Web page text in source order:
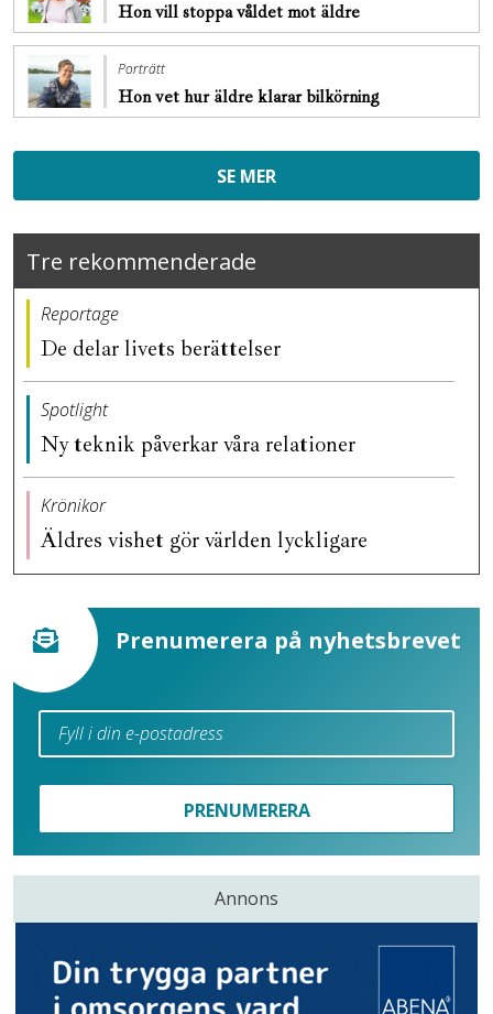
Hon vill stoppa ­våldet mot äldre
Porträtt
Hon vet hur äldre klarar bilkörning
SE MER
Tre rekommenderade
Reportage
De delar livets berättelser
Spotlight
Ny teknik påverkar våra relationer
Krönikor
Äldres vishet gör världen lyckligare
Prenumerera på nyhetsbrevet
PRENUMERERA
Annons